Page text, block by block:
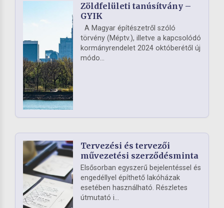
Zöldfelületi tanúsítvány –
GYIK
A Magyar építészetről szóló
törvény (Méptv.), illetve a kapcsolódó
kormányrendelet 2024 októberétől új
módo...
Tervezési és tervezői
művezetési szerződésminta
Elsősorban egyszerű bejelentéssel és
engedéllyel építhető lakóházak
esetében használható. Részletes
útmutató i...